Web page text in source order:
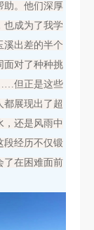
助。他们深厚
也成为了我学
溪出差的半个
面对了种种挑
但正是这些
都展现出了超
，还是风雨中
段经历不仅锻
了在困难面前